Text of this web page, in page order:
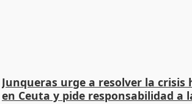
Junqueras urge a resolver la
en Ceuta y pide responsabilidad a